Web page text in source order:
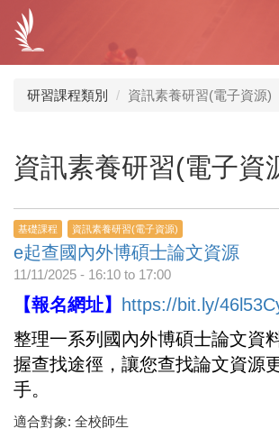
內
研習課程類別 資訊素養研習(電子資源)
資訊素養研習(電子資
基礎課程 資訊素養研習(電子資源)
e起查國內外博碩士論文資源
11/11/2025 - 16:10 to 17:00
【報名網址】
https://bit.ly/
整理一系列國內外博碩士論文資
握查找途徑，讓您查找論文資源
手。
適合對象: 全校師生